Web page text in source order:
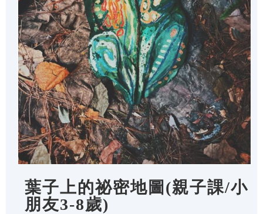
葉子上的祕密地圖(親子課/小
朋友3-8歲)